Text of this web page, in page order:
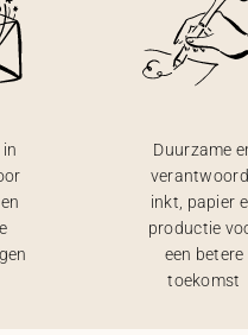
Duurzame
inkt, papier
productie
een betere
toekomst